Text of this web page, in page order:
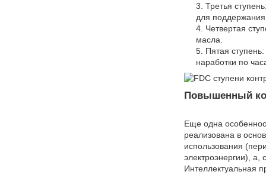
Третья
для
Четвертая
масла.
Пятая
наработки по
Повышенный
Еще одна
реализована в
использования
электроэнергии), а,
Интеллектуальная